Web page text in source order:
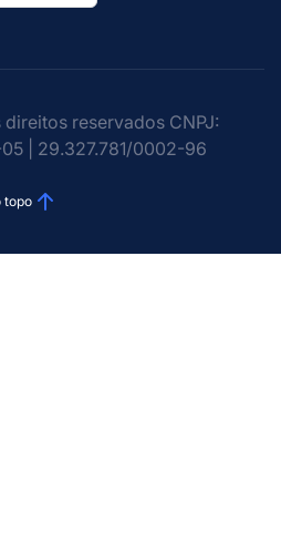
reservados CNPJ:
| 29.327.781/0002-96
topo